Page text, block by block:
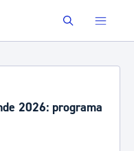
Buscar
2026: programa